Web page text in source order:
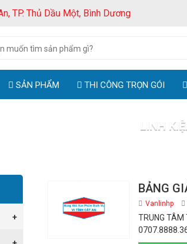
TP. Thủ Dầu Một, Bình Dương
SẢN PHẨM THI CÔNG TRỌN GÓI
LINH
BẢNG
Vanlinhp
TRUNG